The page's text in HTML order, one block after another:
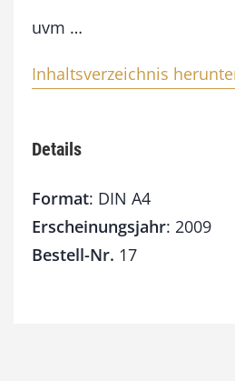
uvm …
Inhaltsverzeichnis
Details
Format: DIN A4
Erscheinungsjahr: 2009
Bestell-Nr. 17